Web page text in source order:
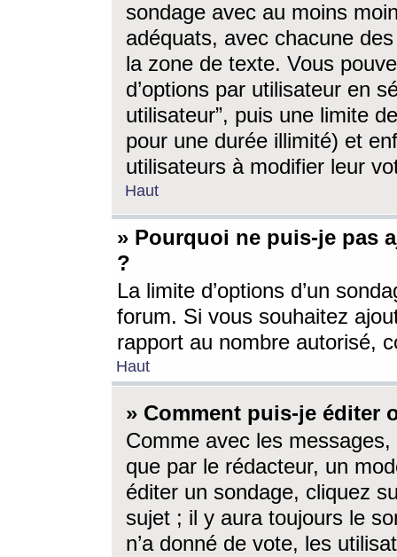
sondage avec au moins
adéquats, avec chacune
la zone de texte. Vous
d’options par utilisateur en
utilisateur”, puis une limite
pour une durée illimité) et
utilisateurs à modifier leur
Haut
» Pourquoi ne puis-je pas
?
La limite d’options d’un
forum. Si vous souhaitez
rapport au nombre autorisé,
Haut
» Comment puis-je éditer
Comme avec les
que par le rédacteur, un
éditer un sondage, cliquez
sujet ; il y aura toujours le
n’a donné de vote, les